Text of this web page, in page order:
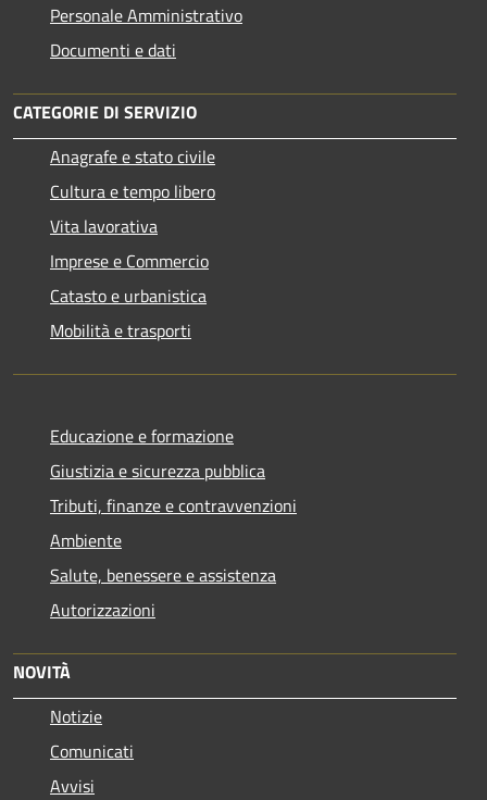
Personale Amministrativo
Documenti e dati
CATEGORIE DI SERVIZIO
Anagrafe e stato civile
Cultura e tempo libero
Vita lavorativa
Imprese e Commercio
Catasto e urbanistica
Mobilità e trasporti
Educazione e formazione
Giustizia e sicurezza pubblica
Tributi, finanze e contravvenzioni
Ambiente
Salute, benessere e assistenza
Autorizzazioni
NOVITÀ
Notizie
Comunicati
Avvisi